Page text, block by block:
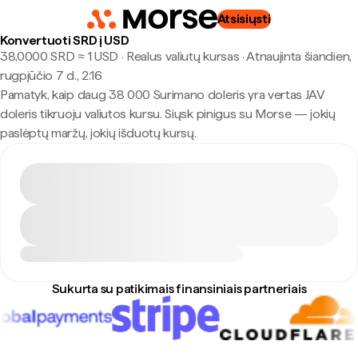
Atsisiųsti
Konvertuoti SRD į USD
38,0000 SRD ≈ 1 USD · Realus valiutų kursas ·Atnaujinta šiandien,
rugpjūčio 7 d., 2:16
Pamatyk, kaip daug 38 000 Surimano doleris yra vertas JAV
doleris tikruoju valiutos kursu. Siųsk pinigus su Morse — jokių
paslėptų maržų, jokių išduotų kursų.
Sukurta su patikimais finansiniais partneriais